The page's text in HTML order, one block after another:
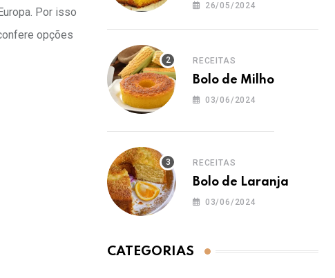
Por isso
opções
26/05/2024
RECEITAS
Bolo de Milho
03/06/2024
RECEITAS
Bolo de Laranja
03/06/2024
CATEGORIAS